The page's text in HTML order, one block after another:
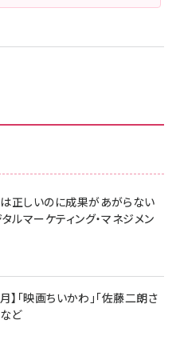
正しいのに成果があがらない
ルマーケティング・マネジメン
】「映画ちいかわ」「佐藤二朗さ
ど